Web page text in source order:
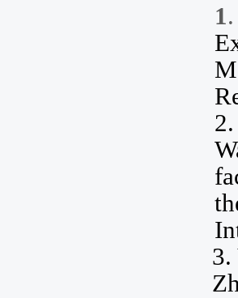
1
3.